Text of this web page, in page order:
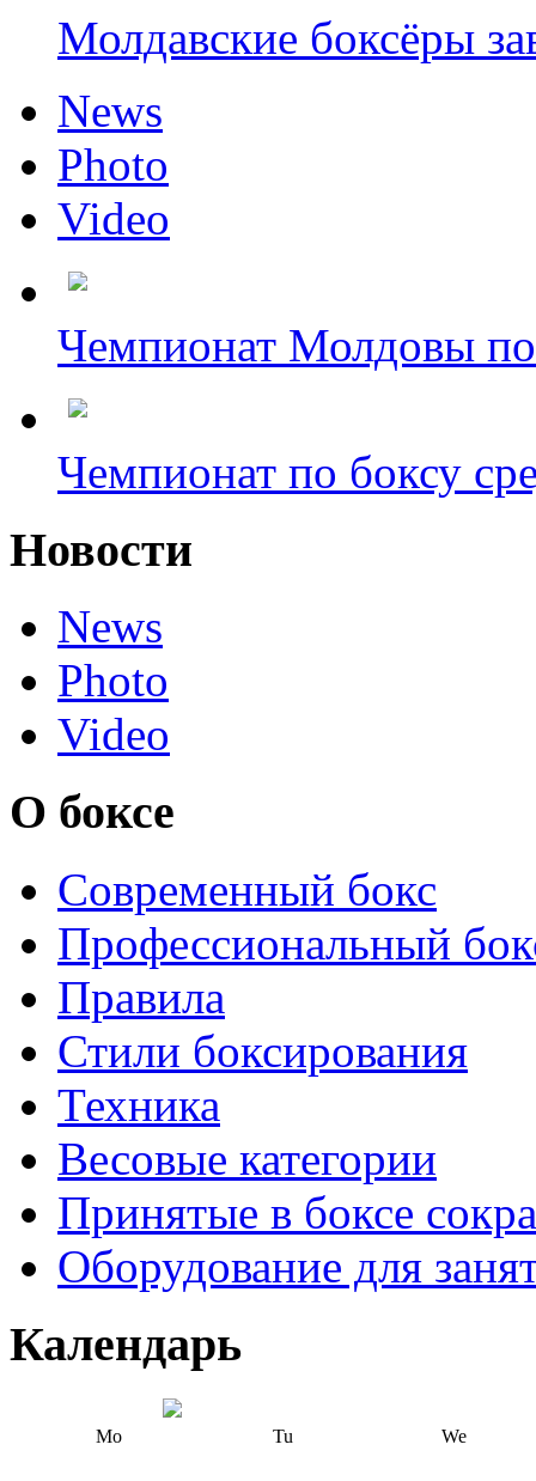
Молдавские боксёры
News
Photo
Video
Чемпионат Молдовы по
Чемпионат по боксу
Новости
News
Photo
Video
О боксе
Современный бокс
Профессиональный
Правила
Стили боксирования
Техника
Весовые категории
Принятые в боксе
Оборудование для
Календарь
Mo Tu We